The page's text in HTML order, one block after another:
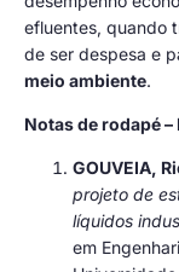
efluentes, quando
de ser despesa e
meio ambiente.
Notas de rodapé
GOUVEIA,
projeto de
líquidos
em